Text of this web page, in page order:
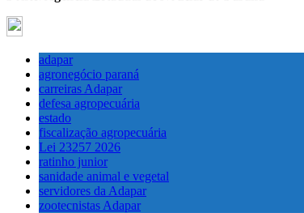
adapar
agronegócio paraná
carreiras Adapar
defesa agropecuária
estado
fiscalização agropecuária
Lei 23257 2026
ratinho junior
sanidade animal e vegetal
servidores da Adapar
zootecnistas Adapar